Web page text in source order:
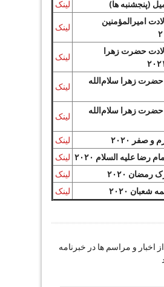
(پنجشنبه ها)
لینک
امیرالمؤمنین
لینک
حضرت زهرا
لینک
زهرا سلام‌الله
لینک
زهرا سلام‌الله
لینک
صفر ۲۰۲۰
لینک
علیه السلام ۲۰۲۰
لینک
۲۰۲۰
لینک
۲۰۲۰
لینک
اخبار و مراسم ها در خبرنامه